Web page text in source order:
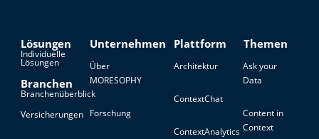
Lösungen
Individuelle
Lösungen
Branchen
Branchenüberblick
Versicherungen
Unternehmen
Über
MORESOPHY
Forschung
Plattform
Architektur
ContextChat
ContextAnalytics
Themen
Ask your
Data
Content in
Context